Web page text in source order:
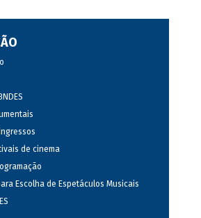
de cinema
Escolha de Espetáculos Musicais